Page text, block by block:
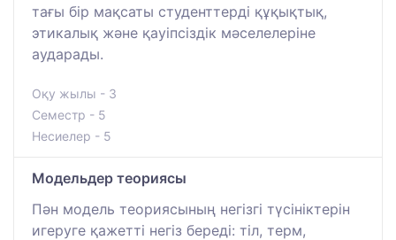
тағы бір мақсаты студенттерді құқықтық,
этикалық және қауіпсіздік мәселелеріне
аударады.
Оқу жылы - 3
Семестр - 5
Несиелер - 5
Модельдер теориясы
Пән модель теориясының негізгі түсініктерін
игеруге қажетті негіз береді: тіл, терм,